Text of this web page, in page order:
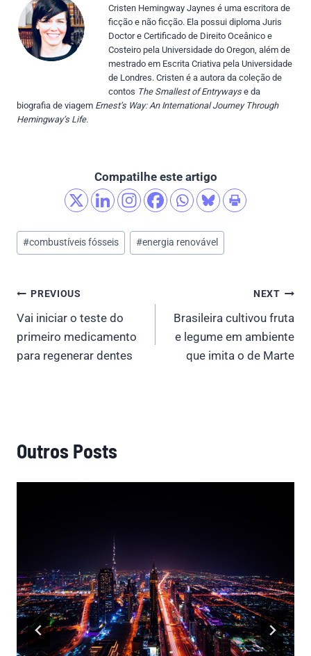
Cristen Hemingway Jaynes é uma escritora de
ficção e não ficção. Ela possui diploma Juris
Doctor e Certificado de Direito Oceânico e
Costeiro pela Universidade do Oregon, além de
mestrado em Escrita Criativa pela Universidade
de Londres. Cristen é a autora da coleção de
contos The Smallest of Entryways e da
biografia de viagem Ernest’s Way: An International Journey Through
Hemingway’s Life.
Compatilhe este artigo
Post
Tags:
#combustíveis fósseis #energia renovável
Post
navigation
PREVIOUS
Vai iniciar o teste do
primeiro medicamento
para regenerar dentes
NEXT
Brasileira cultivou fruta
e legume em ambiente
que imita o de Marte
Outros Posts